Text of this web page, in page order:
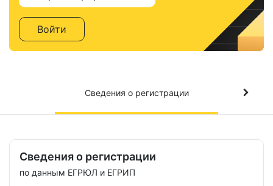
Войти
Сведения о регистрации
Сведения о регистрации
по данным ЕГРЮЛ и ЕГРИП